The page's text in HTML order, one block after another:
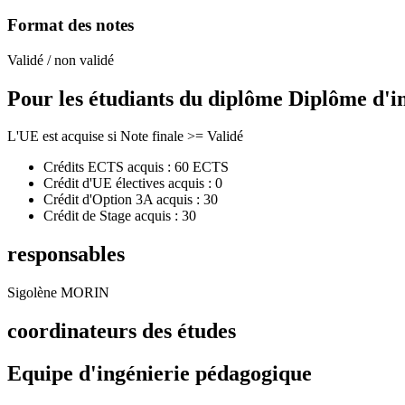
Format des notes
Validé / non validé
Pour les étudiants du diplôme Diplôme
L'UE est acquise si Note finale >= Validé
Crédits ECTS acquis : 60 ECTS
Crédit d'UE électives acquis : 0
Crédit d'Option 3A acquis : 30
Crédit de Stage acquis : 30
responsables
Sigolène MORIN
coordinateurs des études
Equipe d'ingénierie pédagogique